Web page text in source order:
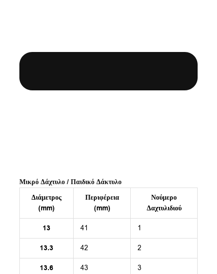
Μικρό Δάχτυλο / Παιδικό Δάκτυλο
Διάμετρος
(mm)
Περιφέρεια
(mm)
Νούμερο
Δαχτυλιδιού
13 41 1
13.3 42 2
13.6 43 3